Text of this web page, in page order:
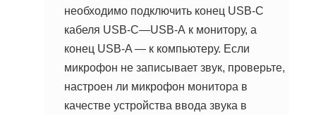
необходимо подключить конец USB-C
кабеля USB-C—USB-A к монитору, а
конец USB-A — к компьютеру. Если
микрофон не записывает звук, проверьте,
настроен ли микрофон монитора в
качестве устройства ввода звука в